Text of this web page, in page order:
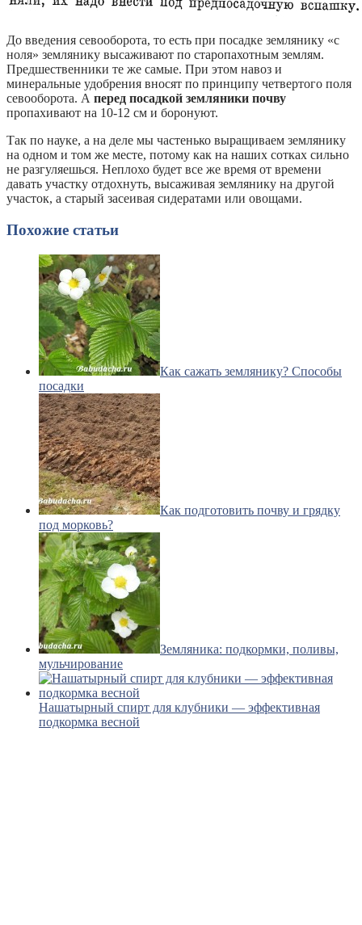
До введения севооборота, то есть при посадке землянику «с
ноля» землянику высаживают по старопахотным землям.
Предшественники те же самые. При этом навоз и
минеральные удобрения вносят по принципу четвертого поля
севооборота. А перед посадкой земляники почву
пропахивают на 10-12 см и боронуют.
Так по науке, а на деле мы частенько выращиваем землянику
на одном и том же месте, потому как на наших сотках сильно
не разгуляешься. Неплохо будет все же время от времени
давать участку отдохнуть, высаживая землянику на другой
участок, а старый засеивая сидератами или овощами.
Похожие статьи
Как сажать землянику? Способы
посадки
Как подготовить почву и грядку
под морковь?
Земляника: подкормки, поливы,
мульчирование
Нашатырный спирт для клубники — эффективная
подкормка весной